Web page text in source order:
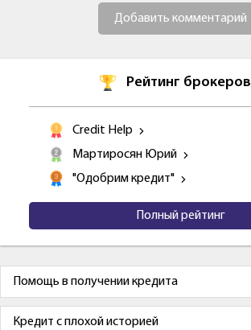
Добавить комментарий
Рейтинг брокеров
Credit Help
Мартиросян Юрий
"Одобрим кредит"
Полный рейтинг
Помощь в получении кредита
Кредит с плохой историей